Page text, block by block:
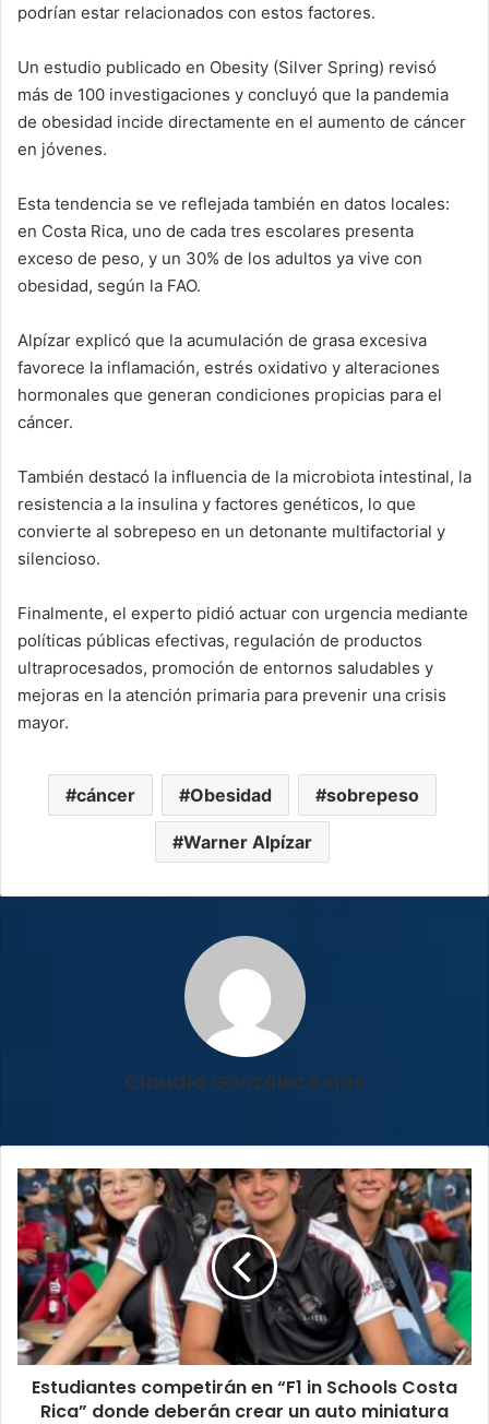
podrían estar relacionados con estos factores.
Un estudio publicado en Obesity (Silver Spring) revisó
más de 100 investigaciones y concluyó que la pandemia
de obesidad incide directamente en el aumento de cáncer
en jóvenes.
Esta tendencia se ve reflejada también en datos locales:
en Costa Rica, uno de cada tres escolares presenta
exceso de peso, y un 30% de los adultos ya vive con
obesidad, según la FAO.
Alpízar explicó que la acumulación de grasa excesiva
favorece la inflamación, estrés oxidativo y alteraciones
hormonales que generan condiciones propicias para el
cáncer.
También destacó la influencia de la microbiota intestinal, la
resistencia a la insulina y factores genéticos, lo que
convierte al sobrepeso en un detonante multifactorial y
silencioso.
Finalmente, el experto pidió actuar con urgencia mediante
políticas públicas efectivas, regulación de productos
ultraprocesados, promoción de entornos saludables y
mejoras en la atención primaria para prevenir una crisis
mayor.
cáncer Obesidad sobrepeso
Warner Alpízar
Claudia González Rojas
Estudiantes
competirán
en
“F1
in
Schools
Costa
Rica”
donde
deberán
crear
Estudiantes competirán en “F1 in Schools Costa
Rica” donde deberán crear un auto miniatura